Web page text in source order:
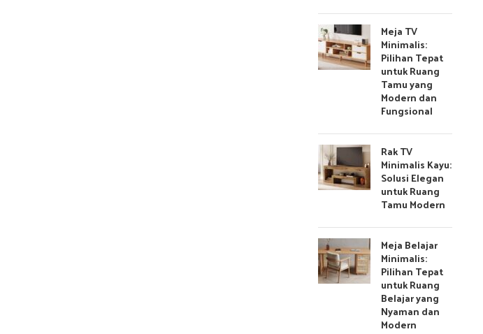
Meja TV
Minimalis:
Pilihan Tepat
untuk Ruang
Tamu yang
Modern dan
Fungsional
Rak TV
Minimalis Kayu:
Solusi Elegan
untuk Ruang
Tamu Modern
Meja Belajar
Minimalis:
Pilihan Tepat
untuk Ruang
Belajar yang
Nyaman dan
Modern